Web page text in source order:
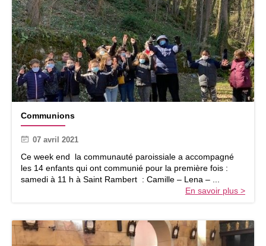
i
s
e
u
n
e
«
m
»
Communions
07 avril 2021
Ce week end la communauté paroissiale a accompagné
les 14 enfants qui ont communié pour la première fois :
samedi à 11 h à Saint Rambert : Camille – Lena – ...
En savoir plus >